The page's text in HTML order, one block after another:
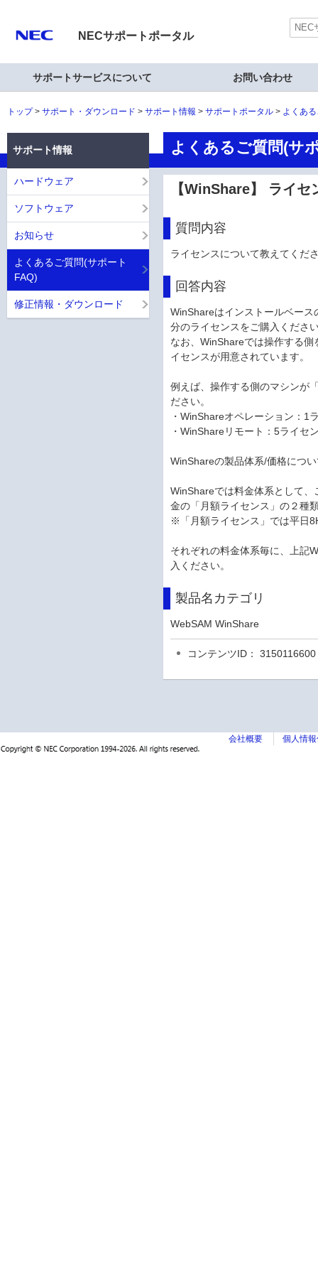
NECサポートポータル
サポートサービスについて お問い合わせ
トップ サポート・ダウンロード サポート情報 サポートポータル よくあ
よくあるご質問(サ
【WinShare】 ライ
質問内容
ライセンスについて教えてくだ
回答内容
WinShareはインストールベー
分のライセンスをご購入くださ
なお、WinShareでは操作する
イセンスが用意されています。
例えば、操作する側のマシンが
ださい。
・WinShareオペレーション：1
・WinShareリモート：5ライセ
WinShareの製品体系/価格につ
WinShareでは料金体系として
金の「月額ライセンス」の２種
※「月額ライセンス」では平日
それぞれの料金体系毎に、上記
入ください。
製品名カテゴリ
WebSAM WinShare
コンテンツID： 3150116600
サポート情報
ハードウェア
ソフトウェア
お知らせ
よくあるご質問(サポート
FAQ)
修正情報・ダウンロード
会社概要 個人情